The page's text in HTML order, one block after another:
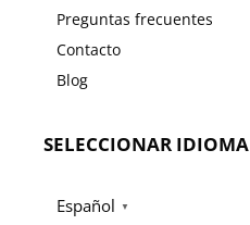
Preguntas frecuentes
Contacto
Blog
SELECCIONAR IDIOMA
Español ▼